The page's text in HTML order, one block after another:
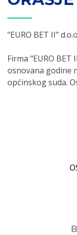
"EURO BET II"
Firma "EURO BET
osnovana godine
općinskog suda.